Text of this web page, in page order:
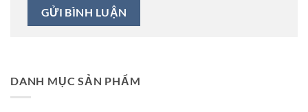
DANH MỤC SẢN PHẨM